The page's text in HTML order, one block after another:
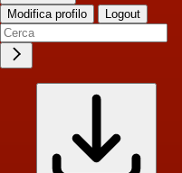
Modifica profilo Logout